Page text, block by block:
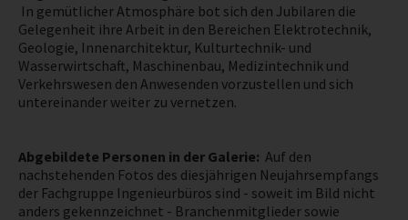
NEWS
PRÜFING
KAMPAGNE
In gemütlicher Atmosphäre bot sich den Jubilaren die
Gelegenheit ihre Arbeit in den Bereichen Elektrotechnik,
Geologie, Innenarchitektur, Kulturtechnik- und
Wasserwirtschaft, Maschinenbau, Medizintechnik und
Verkehrswesen den Anwesenden vorzustellen und sich
untereinander weiter zu vernetzen.
Abgebildete Personen in der Galerie: Auf den
nachstehenden Fotos des diesjährigen Neujahrsempfangs
der Fachgruppe Ingenieurbüros sind - soweit im Bild nicht
anders gekennzeichnet - Branchenmitglieder sowie